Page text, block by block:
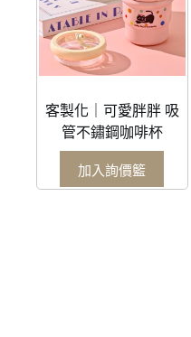
客製化｜可愛胖胖 吸
管不鏽鋼咖啡杯
加入詢價籃